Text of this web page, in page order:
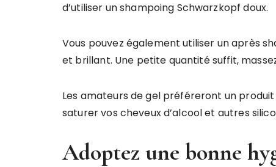
d’utiliser un shampoing Schwarzkopf doux.
Vous pouvez également utiliser un après
et brillant. Une petite quantité suffit,
Les amateurs de gel préféreront un
saturer vos cheveux d’alcool et autres
Adoptez une bonne